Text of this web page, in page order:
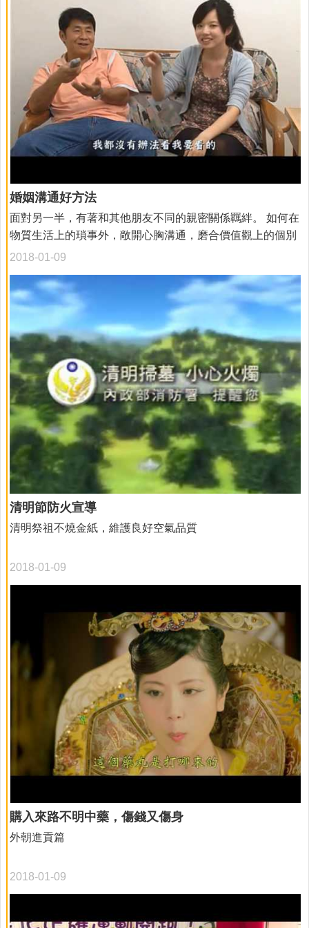
婚姻溝通好方法
2018-01-09
面對另一半，有著和其他朋友不同的親密關係羈絆。 如何在
物質生活上的瑣事外，敞開心胸溝通，磨合價值觀上的個別
性，擁有互愛互信包容的溫暖正向的婚姻生活，讓我們聽聽
清明節防火宣導
2018-01-09
清明祭祖不燒金紙，維護良好空氣品質
購入來路不明中藥，傷錢又傷身
2018-01-09
外朝進貢篇